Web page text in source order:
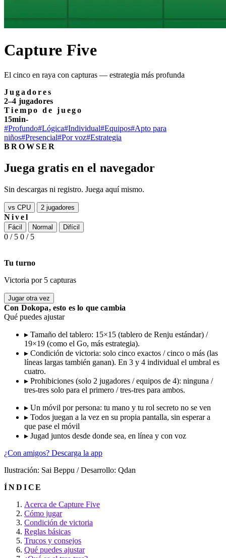
Capture Five
El cinco en raya con capturas — estrategia más profunda
Jugadores
2–4 jugadores
Tiempo de juego
15min-
#Profundo#Lógica#Individual#Equipos#Apto para
niños#Presencial#Por voz#Estrategia
BROWSER
Juega gratis en el navegador
Sin descargas ni registro. Juega aquí mismo.
vs CPU 2 jugadores
Nivel
Fácil Normal Difícil
0 / 5 0 / 5
Tu turno
Victoria por 5 capturas
Jugar otra vez
Con Dokopa, esto es lo que cambia
Qué puedes ajustar
▸ Tamaño del tablero: 15×15 (tablero de Renju estándar) /
19×19 (como el Go, más estrategia).
▸ Condición de victoria: solo cinco exactos / cinco o más (las
líneas largas también ganan). En 3 y 4 individual el umbral es
cuatro.
▸ Prohibiciones (solo 2 jugadores / equipos de 4): ninguna /
tres-tres solo para el primero / tres-tres para ambos.
▸ Un móvil por persona: tu mano y tu rol secreto no se ven
▸ Todos juegan a la vez en su propia pantalla, sin esperar a
que pase el móvil
▸ Jugad juntos desde donde sea, en línea y con voz
¿Con amigos? Descarga la app
Ilustración: Sai Beppu / Desarrollo: Qdan
ÍNDICE
Acerca de Capture Five
Cómo jugar
Condición de victoria
Reglas básicas
Trucos y consejos
Qué puedes ajustar